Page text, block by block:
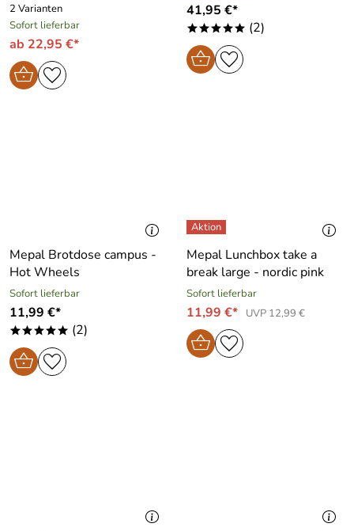
2 Varianten
Sofort lieferbar
ab 22,95 €*
41,95 €*
***** (2)
Mepal Brotdose campus -
Hot Wheels
Sofort lieferbar
11,99 €*
***** (2)
Mepal Lunchbox take a
break large - nordic pink
Sofort lieferbar
11,99 €* UVP 12,99 €